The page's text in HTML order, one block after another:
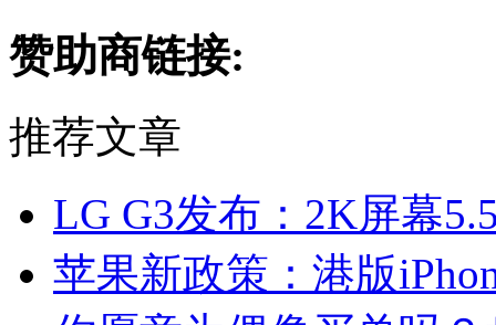
赞助商链接:
推荐文章
LG G3发布：2K屏幕
苹果新政策：港版